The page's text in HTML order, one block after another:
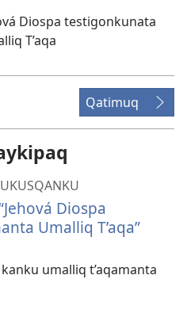
Diospa testigonkunata
T’aqa
Qatimuq
Diospa
Umalliq T’aqa”
umalliq t’aqamanta